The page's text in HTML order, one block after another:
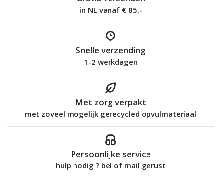
in NL vanaf € 85,-
Snelle verzending
1-2 werkdagen
Met zorg verpakt
met zoveel mogelijk gerecycled opvulmateriaal
Persoonlijke service
hulp nodig ? bel of mail gerust